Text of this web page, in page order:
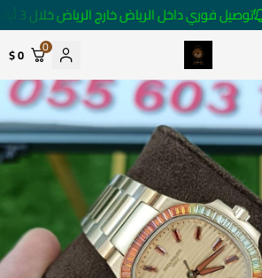
توصيل فوري داخل الرياض خارج الرياض خلال 3 أيام 🚚
متجر ساعات رومانس
0
0 $